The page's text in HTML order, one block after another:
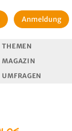
Anmeldung
THEMEN
MAGAZIN
UMFRAGEN